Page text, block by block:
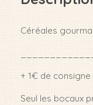
Céréales
+ 1€ de consigne
Seul les bocaux